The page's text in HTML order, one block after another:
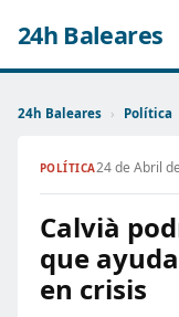
24h Baleares
24h Baleares › Política
POLÍTICA24 de Abril
Calvià
que
en crisis